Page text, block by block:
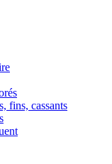
fins, cassants